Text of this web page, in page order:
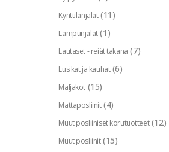
Kynttilänjalat (11)
Lampunjalat (1)
Lautaset - reiät takana (7)
Lusikat ja kauhat (6)
Maljakot (15)
Mattaposliinit (4)
Muut posliiniset korutuotteet (12)
Muut posliinit (15)